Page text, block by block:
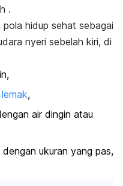
.
hidup sehat sebagai
nyeri sebelah kiri, di
,
air dingin atau
dengan ukuran yang pas,